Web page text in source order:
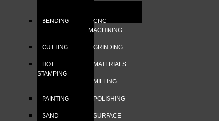
BENDING
CNC
MACHINING
CUTTING GRINDING
HOT
STAMPING
MATERIALS
MILLING
PAINTING POLISHING
SAND
SURFACE